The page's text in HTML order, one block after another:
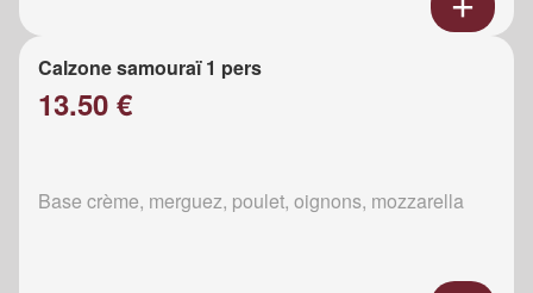
Calzone samouraï 1 pers
13.50 €
Base crème, merguez, poulet, oignons, mozzarella